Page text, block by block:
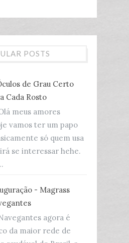
POSTS
de Grau Certo
Cada Rosto
meus amores
vamos ter um papo
só quem usa
se interessar hehe.
- Magrass
agora é
da maior rede de